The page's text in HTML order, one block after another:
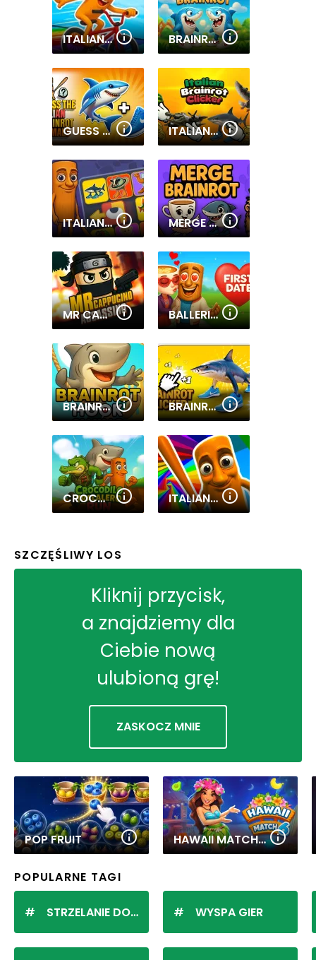
ITALIAN BRAINROT BIKE RUSH BRAINROT MEMORY
GUESS THE ITALIAN BRAINROT ANIMALS ITALIAN BRAINROT CLICKER
ITALIAN BRAINROT PUZZLE MERGE BRAINROT
MR CAPPUCCINO ASSASSINO BALLERINA CAPPUCCINA FIRST DATE
BRAINROT HOOK SWING BRAINROT CLICKER
CROCODILO TRALALERO RUN ITALIAN BRAINROT OBBY PARKOUR
SZCZĘŚLIWY LOS
Kliknij przycisk,
a znajdziemy dla
Ciebie nową
ulubioną grę!
ZASKOCZ MNIE
POP FRUIT HAWAII MATCH 6
POPULARNE TAGI
STRZELANIE DO KULEK WYSPA GIER